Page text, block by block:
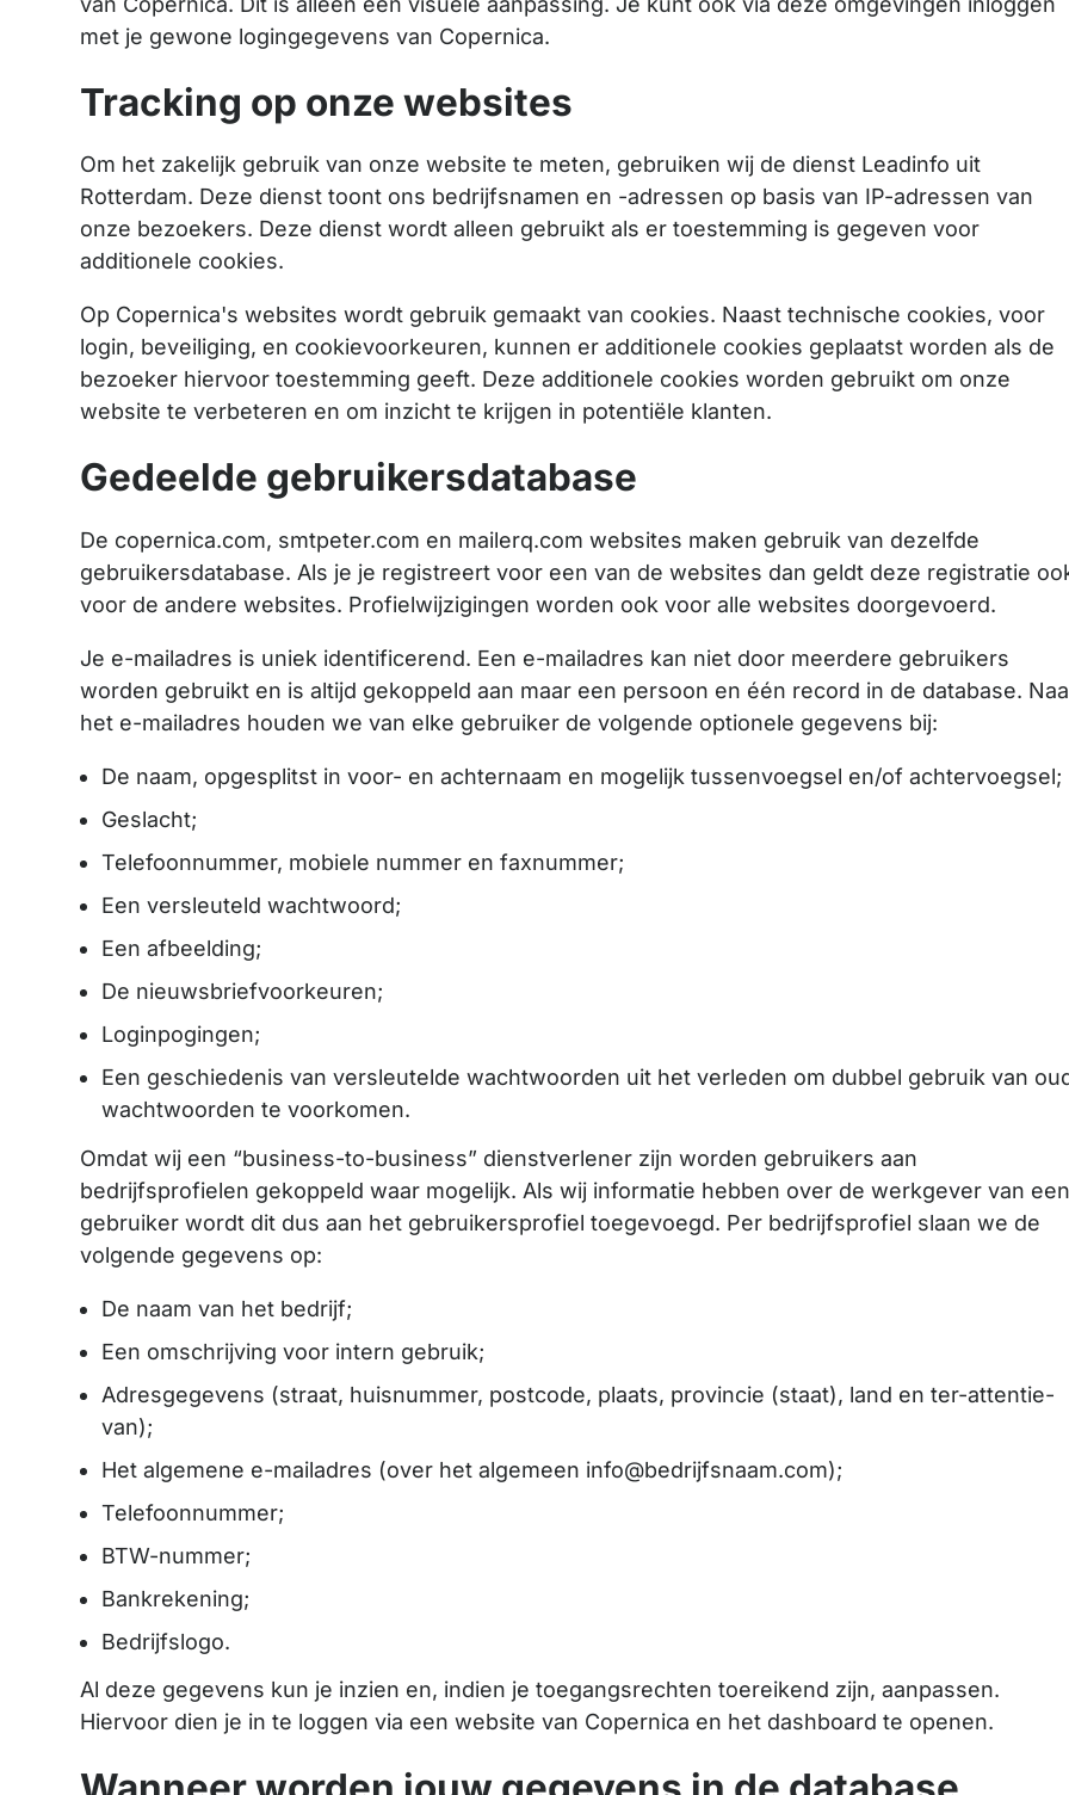
met je gewone logingegevens van Copernica.
Tracking op onze websites
Om het zakelijk gebruik van onze website te meten, gebruiken wij de dienst Leadinfo uit
Rotterdam. Deze dienst toont ons bedrijfsnamen en -adressen op basis van IP-adressen van
onze bezoekers. Deze dienst wordt alleen gebruikt als er toestemming is gegeven voor
additionele cookies.
Op Copernica's websites wordt gebruik gemaakt van cookies. Naast technische cookies, voor
login, beveiliging, en cookievoorkeuren, kunnen er additionele cookies geplaatst worden als de
bezoeker hiervoor toestemming geeft. Deze additionele cookies worden gebruikt om onze
website te verbeteren en om inzicht te krijgen in potentiële klanten.
Gedeelde gebruikersdatabase
De copernica.com, smtpeter.com en mailerq.com websites maken gebruik van dezelfde
gebruikersdatabase. Als je je registreert voor een van de websites dan geldt deze registratie
voor de andere websites. Profielwijzigingen worden ook voor alle websites doorgevoerd.
Je e-mailadres is uniek identificerend. Een e-mailadres kan niet door meerdere gebruikers
worden gebruikt en is altijd gekoppeld aan maar een persoon en één record in de database.
het e-mailadres houden we van elke gebruiker de volgende optionele gegevens bij:
De naam, opgesplitst in voor- en achternaam en mogelijk tussenvoegsel en/of achtervoegsel;
Geslacht;
Telefoonnummer, mobiele nummer en faxnummer;
Een versleuteld wachtwoord;
Een afbeelding;
De nieuwsbriefvoorkeuren;
Loginpogingen;
Een geschiedenis van versleutelde wachtwoorden uit het verleden om dubbel gebruik van
wachtwoorden te voorkomen.
Omdat wij een “business-to-business” dienstverlener zijn worden gebruikers aan
bedrijfsprofielen gekoppeld waar mogelijk. Als wij informatie hebben over de werkgever van
gebruiker wordt dit dus aan het gebruikersprofiel toegevoegd. Per bedrijfsprofiel slaan we de
volgende gegevens op:
De naam van het bedrijf;
Een omschrijving voor intern gebruik;
Adresgegevens (straat, huisnummer, postcode, plaats, provincie (staat), land en ter-attentie-
van);
Het algemene e-mailadres (over het algemeen info@bedrijfsnaam.com);
Telefoonnummer;
BTW-nummer;
Bankrekening;
Bedrijfslogo.
Al deze gegevens kun je inzien en, indien je toegangsrechten toereikend zijn, aanpassen.
Hiervoor dien je in te loggen via een website van Copernica en het dashboard te openen.